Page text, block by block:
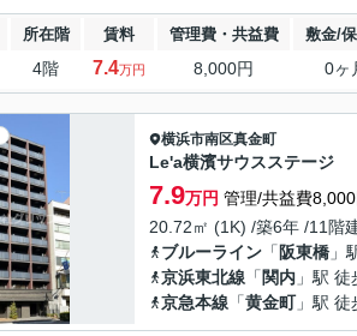
所在階 賃料 管理費・共益費 敷金/
4階 7.4万円 8,000円 0ヶ
横浜市南区真金町
Le'a横濱サウスステージ
7.9万円 管理/共益費8,000
20.72㎡ (1K) /築6年 /11階
ブルーライン 「 阪東橋 」
京浜東北線 「 関内 」駅
京急本線 「黄金町」駅 徒